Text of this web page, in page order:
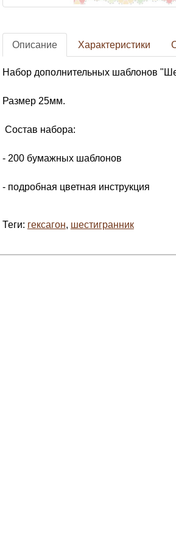
Описание Характеристики
Набор дополнительных шаблонов
Размер 25мм.
Состав набора:
- 200 бумажных шаблонов
- подробная цветная инструкция
Теги: гексагон, шестигранник